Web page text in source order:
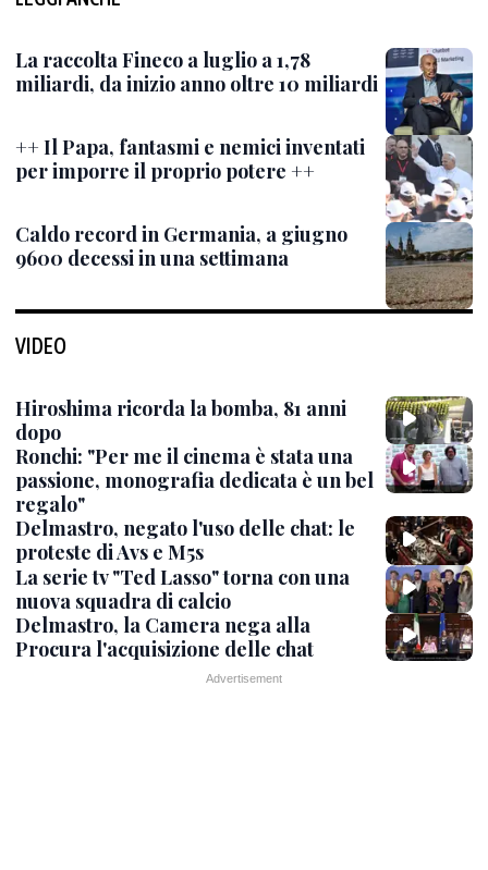
La raccolta Fineco a luglio a 1,78
miliardi, da inizio anno oltre 10 miliardi
++ Il Papa, fantasmi e nemici inventati
per imporre il proprio potere ++
Caldo record in Germania, a giugno
9600 decessi in una settimana
VIDEO
Hiroshima ricorda la bomba, 81 anni
dopo
Ronchi: "Per me il cinema è stata una
passione, monografia dedicata è un bel
regalo"
Delmastro, negato l'uso delle chat: le
proteste di Avs e M5s
La serie tv "Ted Lasso" torna con una
nuova squadra di calcio
Delmastro, la Camera nega alla
Procura l'acquisizione delle chat